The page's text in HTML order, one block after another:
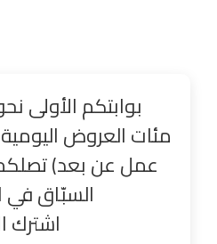
بوابتكم الأولى
مئات العروض
عمل عن بعد)
السبّاق في
اشترك